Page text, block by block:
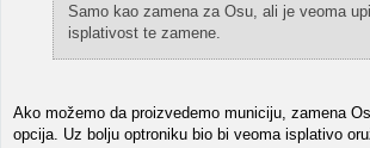
Samo kao zamena za Osu, ali je veoma
isplativost te zamene.
Ako možemo da proizvedemo municiju, zamena
opcija. Uz bolju optroniku bio bi veoma isplativo